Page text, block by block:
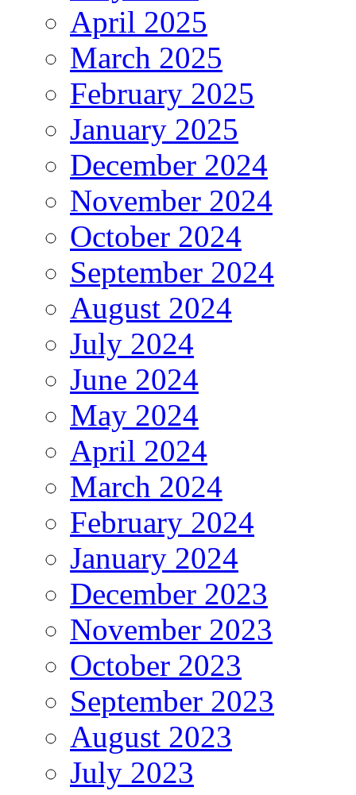
April 2025
March 2025
February 2025
January 2025
December 2024
November 2024
October 2024
September 2024
August 2024
July 2024
June 2024
May 2024
April 2024
March 2024
February 2024
January 2024
December 2023
November 2023
October 2023
September 2023
August 2023
July 2023